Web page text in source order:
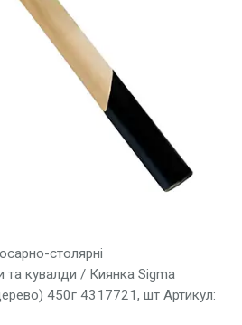
столярні
та кувалди / Киянка Sigma
450г 4317721, шт Артикул: